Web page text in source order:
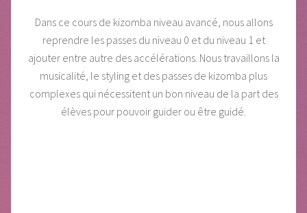
Dans ce cours de kizomba niveau avancé, nous allons
reprendre les passes du niveau 0 et du niveau 1 et
ajouter entre autre des accélérations. Nous travaillons la
musicalité, le styling et des passes de kizomba plus
complexes qui nécessitent un bon niveau de la part des
élèves pour pouvoir guider ou être guidé.